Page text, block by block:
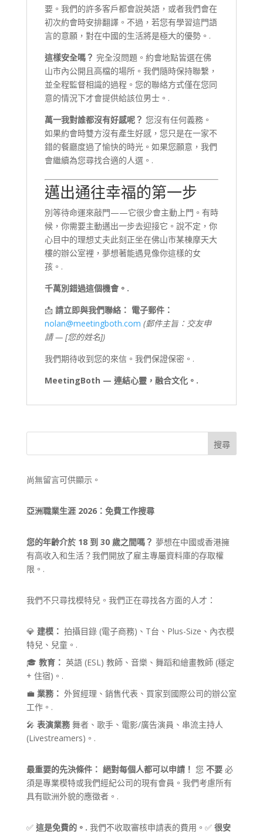
要。我們的許多客戶都會說英語，或者我們會在
初次約會時安排翻譯。不過，若您有學習這門語
言的意願，對在中國的生活將是極大的優勢。.
這樣安全嗎？ 完全沒問題。約會地點皆選在佛
山市內公開且高檔的場所。我們隨時保持聯繫，
並全程監督相識的過程。您的聯絡方式僅在您同
意的情況下才會提供給該位男士。.
萬一我對誰都沒有好感呢？ 您沒有任何義務。
如果約會時雙方沒有產生好感，您只是在一家不
錯的餐廳度過了愉快的時光。如果您願意，我們
會繼續為您尋找合適的人選。.
邁出通往幸福的第一步
別等待命運來敲門——它很少會主動上門。有時
候，你需要主動邁出一步去迎接它。說不定，你
心目中的理想丈夫此刻正坐在佛山市某棟摩天大
樓的辦公室裡，夢想著能遇見像你這樣的女
孩。.
千萬別錯過這個機會。.
📩 請立即與我們聯絡： 電子郵件：
nolan@meetingboth.com (郵件主旨：交友申
請 — [您的姓名])
我們期待收到您的來信。我們保證保密。.
MeetingBoth — 連結心靈，融合文化。.
搜尋
尚無留言可供顯示。
亞洲職業生涯 2026：免費工作搜尋
您的年齡介於 18 到 30 歲之間嗎？ 夢想在中國或香港擁
有高收入和生活？我們開放了雇主專屬資料庫的存取權
限。.
我們不只尋找模特兒。我們正在尋找各方面的人才：
💎 建模： 拍攝目錄 (電子商務)、T台、Plus-Size、內衣模
特兒、兒童。.
🎓 教育： 英語 (ESL) 教師、音樂、舞蹈和繪畫教師 (穩定
+ 住宿)。.
💼 業務： 外貿經理、銷售代表、買家到國際公司的辦公室
工作。.
🎤 表演業務舞者、歌手、電影/廣告演員、串流主持人
(Livestreamers)。.
最重要的先決條件： 絕對每個人都可以申請！ 您 不要必
須是專業模特或我們經紀公司的現有會員。我們考慮所有
具有歐洲外貌的應徵者。.
✅ 這是免費的。. 我們不收取審核申請表的費用。✅ 很安